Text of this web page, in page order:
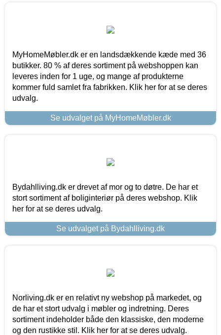
MyHomeMøbler.dk er en landsdækkende kæde med 36
butikker. 80 % af deres sortiment på webshoppen kan
leveres inden for 1 uge, og mange af produkterne
kommer fuld samlet fra fabrikken. Klik her for at se deres
udvalg.
Se udvalget på MyHomeMøbler.dk
Bydahlliving.dk er drevet af mor og to døtre. De har et
stort sortiment af boliginteriør på deres webshop. Klik
her for at se deres udvalg.
Se udvalget på Bydahlliving.dk
Norliving.dk er en relativt ny webshop på markedet, og
de har et stort udvalg i møbler og indretning. Deres
sortiment indeholder både den klassiske, den moderne
og den rustikke stil. Klik her for at se deres udvalg.